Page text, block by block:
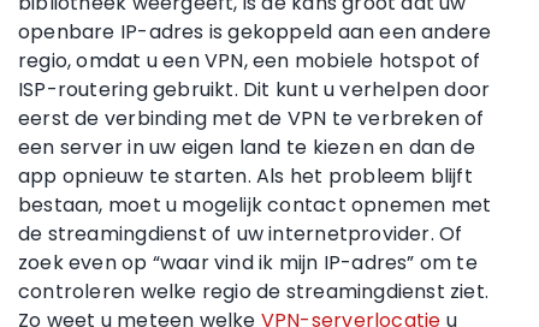
openbare IP-adres is gekoppeld aan een andere
regio, omdat u een VPN, een mobiele hotspot of
ISP-routering gebruikt. Dit kunt u verhelpen door
eerst de verbinding met de VPN te verbreken of
een server in uw eigen land te kiezen en dan de
app opnieuw te starten. Als het probleem blijft
bestaan, moet u mogelijk contact opnemen met
de streamingdienst of uw internetprovider. Of
zoek even op “waar vind ik mijn IP-adres” om te
controleren welke regio de streamingdienst ziet.
Zo weet u meteen welke VPN-serverlocatie u